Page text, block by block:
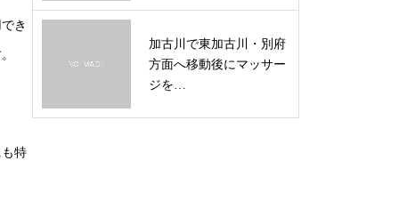
き
特
加古川で東加古川・別府
方面へ移動後にマッサー
ジを…